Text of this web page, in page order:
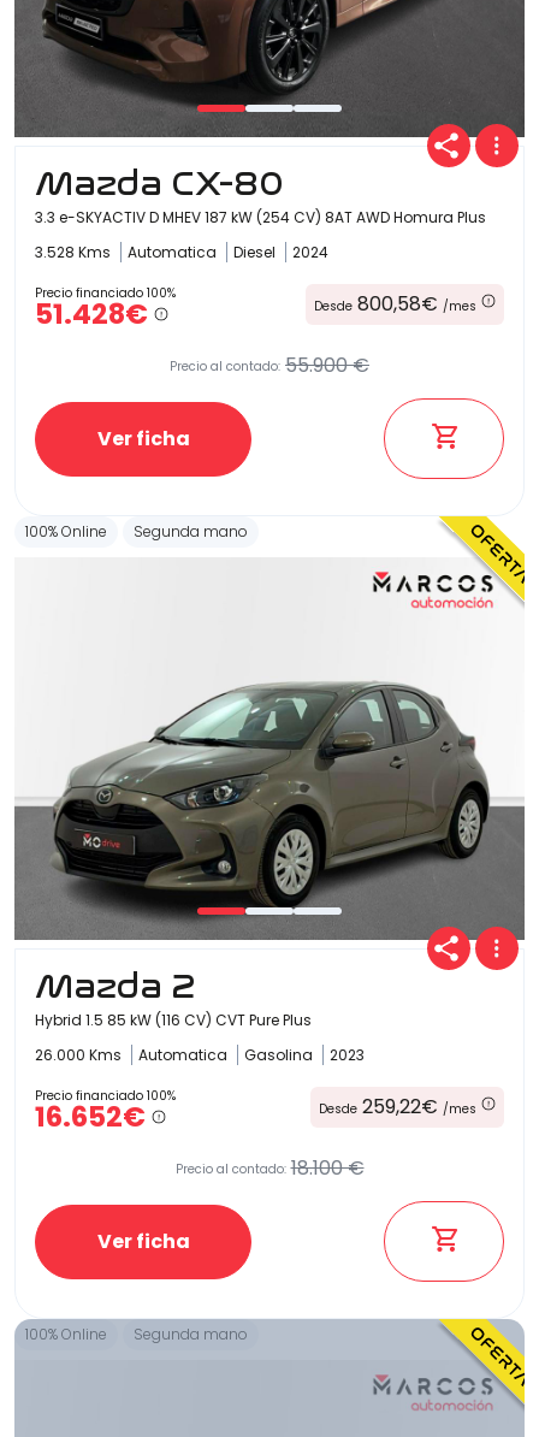
Mazda CX-80
3.3 e-SKYACTIV D MHEV 187 kW (254 CV) 8AT AWD Homura Plus
3.528 Kms
Automatica Diesel 2024
Precio financiado 100%
51.428€ Desde 800,58€ /mes
Precio al contado: 55.900 €
Ver ficha
100% Online Segunda mano
Mazda 2
Hybrid 1.5 85 kW (116 CV) CVT Pure Plus
26.000 Kms
Automatica Gasolina 2023
Precio financiado 100%
16.652€ Desde 259,22€ /mes
Precio al contado: 18.100 €
Ver ficha
100% Online Segunda mano